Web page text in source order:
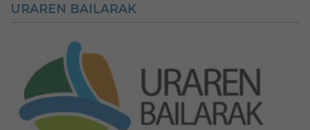
URAREN BAILARAK